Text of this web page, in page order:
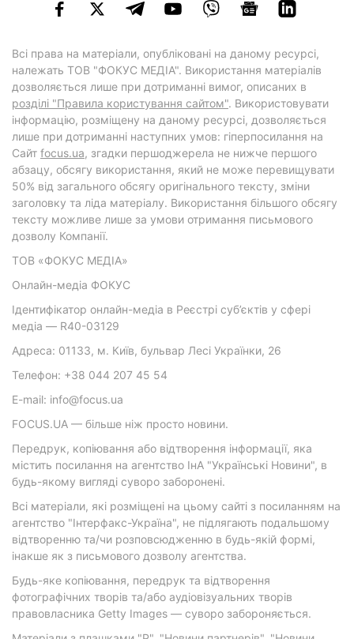
Всі права на матеріали, опубліковані на даному ресурсі,
належать ТОВ "ФОКУС МЕДІА". Використання матеріалів
дозволяється лише при дотриманні вимог, описаних в
розділі "Правила користування сайтом". Використовувати
інформацію, розміщену на даному ресурсі, дозволяється
лише при дотриманні наступних умов: гіперпосилання на
Cайт focus.ua, згадки першоджерела не нижче першого
абзацу, обсягу використання, який не може перевищувати
50% від загального обсягу оригінального тексту, зміни
заголовку та ліда матеріалу. Використання більшого обсягу
тексту можливе лише за умови отримання письмового
дозволу Компанії.
ТОВ «ФОКУС МЕДІА»
Онлайн-медіа ФОКУС
Ідентифікатор онлайн-медіа в Реєстрі суб’єктів у сфері
медіа — R40-03129
Адреса: 01133, м. Київ, бульвар Лесі Українки, 26
Телефон: +38 044 207 45 54
E-mail: info@focus.ua
FOCUS.UA — більше ніж просто новини.
Передрук, копіювання або відтворення інформації, яка
містить посилання на агентство ІнА "Українські Новини", в
будь-якому вигляді суворо заборонені.
Всі матеріали, які розміщені на цьому сайті з посиланням на
агентство "Інтерфакс-Україна", не підлягають подальшому
відтворенню та/чи розповсюдженню в будь-якій формі,
інакше як з письмового дозволу агентства.
Будь-яке копіювання, передрук та відтворення
фотографічних творів та/або аудіовізуальних творів
правовласника Getty Images — суворо забороняється.